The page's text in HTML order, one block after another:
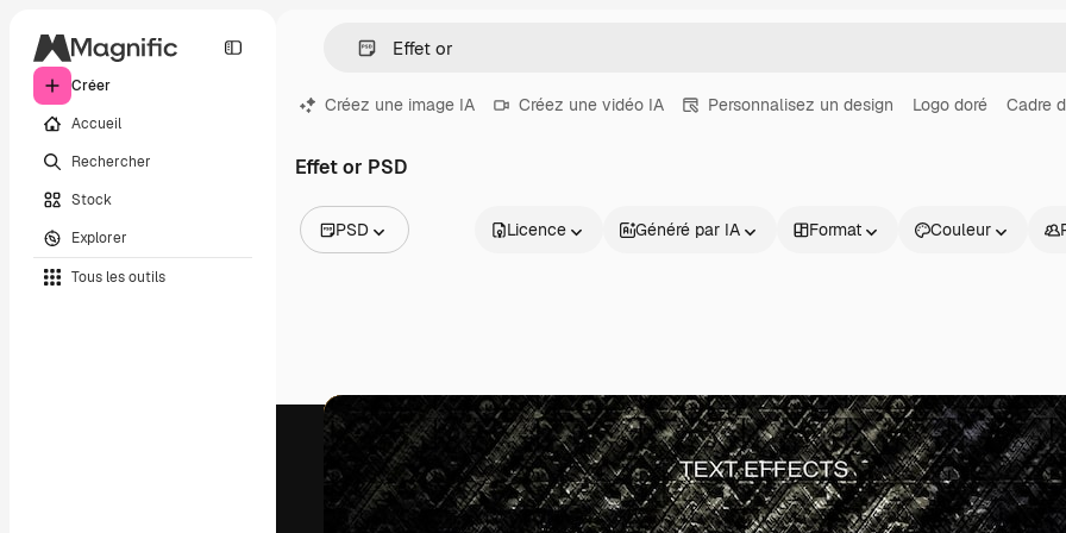
Créer
Accueil
Rechercher
Stock
Explorer
Tous les outils
Créez une image IA Créez une vidéo IA Personnalisez un design Logo doré Cadre
Effet or PSD
PSD
Vidéos
Clips de vidéo
Graphiques animés
Templates vidéos
Icônes
Modèles 3D
Polices
Licence Généré par IA Format Couleur
Produits Commencer